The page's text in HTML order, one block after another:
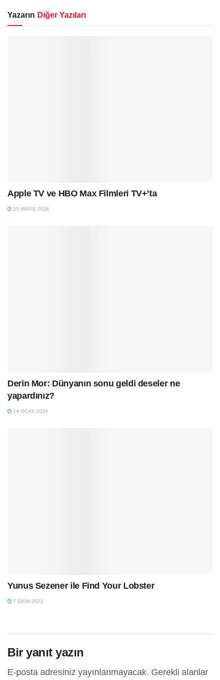
Yazarın Diğer Yazıları
Apple TV ve HBO Max Filmleri TV+’ta
25 MAYIS 2026
Derin Mor: Dünyanın sonu geldi deseler ne
yapardınız?
19 OCAK 2024
Yunus Sezener ile Find Your Lobster
7 EKIM 2023
Bir yanıt yazın
E-posta adresiniz yayınlanmayacak. Gerekli alanlar